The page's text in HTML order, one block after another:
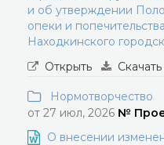
и об утверждении
опеки и
Находкинского
Открыть
Скачать
Нормотворчество
от 27 июл, 2026 №
О внесении